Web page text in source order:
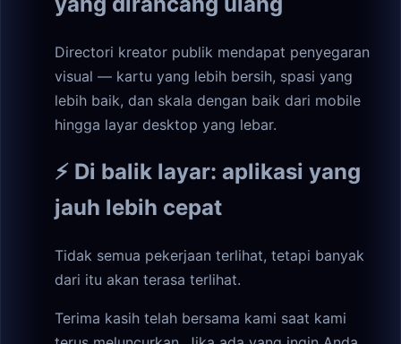
Directori kreator publik mendapat penyegaran
visual — kartu yang lebih bersih, spasi yang
lebih baik, dan skala dengan baik dari mobile
hingga layar desktop yang lebar.
⚡ Di balik layar: aplikasi yang
jauh lebih cepat
Tidak semua pekerjaan terlihat, tetapi banyak
dari itu akan terasa terlihat.
Terima kasih telah bersama kami saat kami